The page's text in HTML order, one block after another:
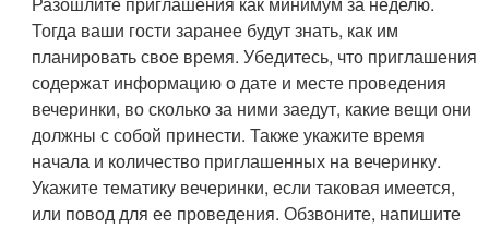
Тогда ваши гости заранее будут знать, как им
планировать свое время. Убедитесь, что приглашения
содержат информацию о дате и месте проведения
вечеринки, во сколько за ними заедут, какие вещи они
должны с собой принести. Также укажите время
начала и количество приглашенных на вечеринку.
Укажите тематику вечеринки, если таковая имеется,
или повод для ее проведения. Обзвоните, напишите